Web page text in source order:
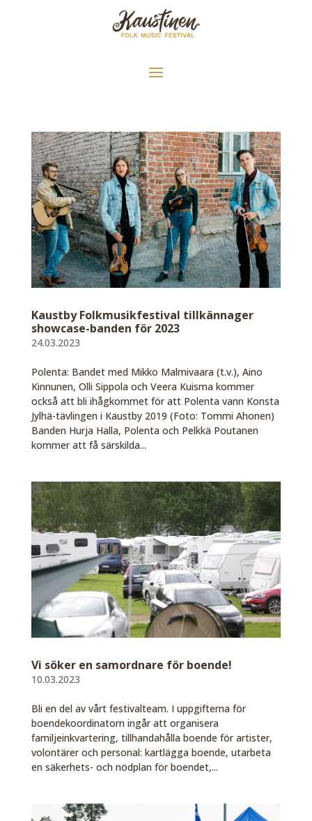
Kaustby Folkmusikfestival tillkännager
showcase-banden för 2023
24.03.2023
Polenta: Bandet med Mikko Malmivaara (t.v.), Aino
Kinnunen, Olli Sippola och Veera Kuisma kommer
också att bli ihågkommet för att Polenta vann Konsta
Jylhä-tävlingen i Kaustby 2019 (Foto: Tommi Ahonen)
Banden Hurja Halla, Polenta och Pelkkä Poutanen
kommer att få särskilda...
Vi söker en samordnare för boende!
10.03.2023
Bli en del av vårt festivalteam. I uppgifterna för
boendekoordinatorn ingår att organisera
familjeinkvartering, tillhandahålla boende för artister,
volontärer och personal: kartlägga boende, utarbeta
en säkerhets- och nödplan för boendet,...